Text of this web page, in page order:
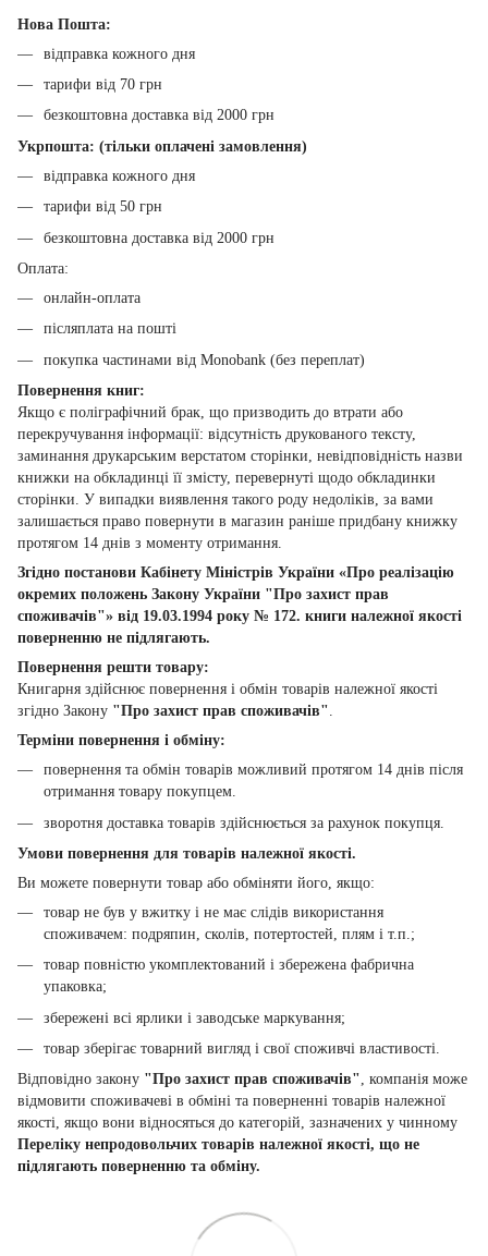
Нова Пошта:
відправка кожного дня
тарифи від 70 грн
безкоштовна доставка від 2000 грн
Укрпошта: (тільки оплачені замовлення)
відправка кожного дня
тарифи від 50 грн
безкоштовна доставка від 2000 грн
Оплата:
онлайн-оплата
післяплата на пошті
покупка частинами від Monobank (без переплат)
Повернення книг:
Якщо є поліграфічний брак, що призводить до втрати або
перекручування інформації: відсутність друкованого тексту,
заминання друкарським верстатом сторінки, невідповідність назви
книжки на обкладинці її змісту, перевернуті щодо обкладинки
сторінки. У випадки виявлення такого роду недоліків, за вами
залишається право повернути в магазин раніше придбану книжку
протягом 14 днів з моменту отримання.
Згідно постанови Кабінету Міністрів України «Про реалізацію
окремих положень Закону України "Про захист прав
споживачів"» від 19.03.1994 року № 172. книги належної якості
поверненню не підлягають.
Повернення решти товару:
Книгарня здійснює повернення і обмін товарів належної якості
згідно Закону "Про захист прав споживачів".
Терміни повернення і обміну:
повернення та обмін товарів можливий протягом 14 днів після
отримання товару покупцем.
зворотня доставка товарів здійснюється за рахунок покупця.
Умови повернення для товарів належної якості.
Ви можете повернути товар або обміняти його, якщо:
товар не був у вжитку і не має слідів використання
споживачем: подряпин, сколів, потертостей, плям і т.п.;
товар повністю укомплектований і збережена фабрична
упаковка;
збережені всі ярлики і заводське маркування;
товар зберігає товарний вигляд і свої споживчі властивості.
Відповідно закону "Про захист прав споживачів", компанія може
відмовити споживачеві в обміні та поверненні товарів належної
якості, якщо вони відносяться до категорій, зазначених у чинному
Переліку непродовольчих товарів належної якості, що не
підлягають поверненню та обміну.